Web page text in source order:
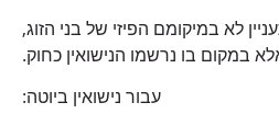
לא במיקומם הפיזי של בני הזוג,
במקום בו נרשמו הנישואין כחוק.
עבור נישואין ביוטה: